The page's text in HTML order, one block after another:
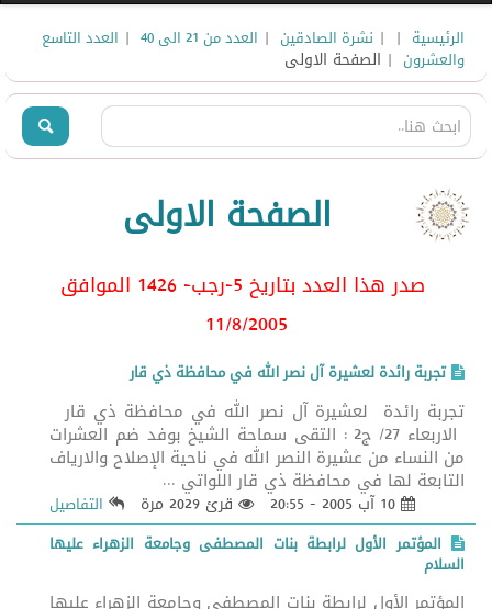
الرئيسية |
| نشرة الصادقين | العدد من 21 الى 40 | العدد التاسع
والعشرون | الصفحة الاولى
الصفحة الاولى
صدر هذا العدد بتاريخ 5-رجب- 1426 الموافق
11/8/2005
تجربة رائدة لعشيرة آل نصر الله في محافظة ذي قار
تجربة رائدة لعشيرة آل نصر الله في محافظة ذي قار
الاربعاء 27/ ج2 : التقى سماحة الشيخ بوفد ضم العشرات
من النساء من عشيرة النصر الله في ناحية الإصلاح والارياف
التابعة لها في محافظة ذي قار اللواتي ...
قرئ 2029 مرة
التفاصيل
المؤتمر الأول لرابطة بنات المصطفى وجامعة الزهراء عليها
السلام
المؤتمر الأول لرابطة بنات المصطفى وجامعة الزهراء عليها